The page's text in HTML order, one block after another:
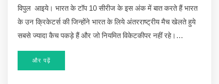
विपुल आइये। भारत के टॉप 10 सीरीज के इस अंक में बात करते हैं भारत
के उन क्रिकेटर्स की जिन्होंने भारत के लिये अंतरराष्ट्रीय मैच खेलते हुये
सबसे ज्यादा कैच पकड़े हैं और जो नियमित विकेटकीपर नहीं रहे।…
और पढ़ें